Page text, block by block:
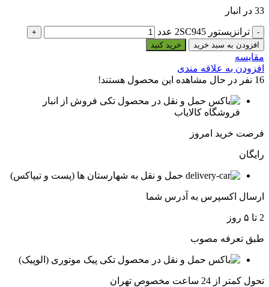
33 در انبار
ترانزیستور 2SC945 عدد
افزودن به سبد خرید خرید کنید
مقایسه
افزودن به علاقه مندی
16 نفر در حال مشاهده این محصول هستند!
فروش از انبار
فروشگاه کالایاب
فرصت خرید امروز
رایگان
حمل و نقل به شهارستان ها (پست و تیپاکس)
ارسال اکسپرس به آدرس شما
2 تا ۵ روز
طبق تعرفه مصوب
پیک موتوری (الوپیک)
تحول کمتر از 24 ساعت مخصوص تهران